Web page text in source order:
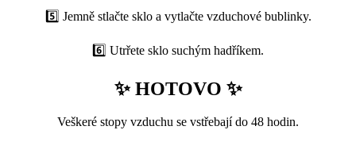
5️⃣ Jemně stlačte sklo a vytlačte vzduchové bublinky.
6️⃣ Utrřete sklo suchým hadříkem.
✨ HOTOVO ✨
Veškeré stopy vzduchu se vstřebají do 48 hodin.